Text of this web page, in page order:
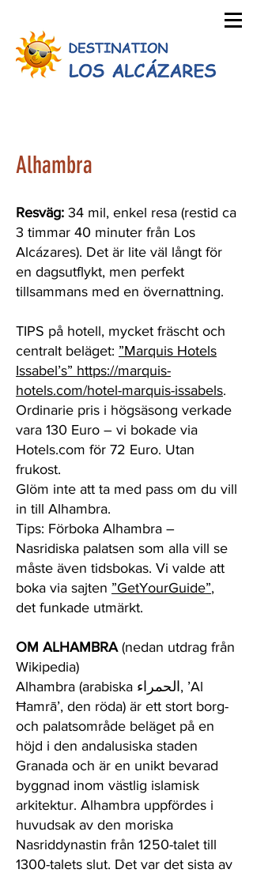
Alhambra
Resväg: 34 mil, enkel resa (restid ca
3 timmar 40 minuter från Los
Alcázares). Det är lite väl långt för
en dagsutflykt, men perfekt
tillsammans med en övernattning.
TIPS på hotell, mycket fräscht och
centralt beläget: ”Marquis Hotels
Issabel’s” https://marquis-
hotels.com/hotel-marquis-issabels.
Ordinarie pris i högsäsong verkade
vara 130 Euro – vi bokade via
Hotels.com för 72 Euro. Utan
frukost.
Glöm inte att ta med pass om du vill
in till Alhambra.
Tips: Förboka Alhambra –
Nasridiska palatsen som alla vill se
måste även tidsbokas. Vi valde att
boka via sajten ”GetYourGuide”,
det funkade utmärkt.
OM ALHAMBRA(nedan utdrag från
Wikipedia)
Alhambra (arabiska الحمراء, ’Al
Ħamrā’, den röda) är ett stort borg-
och palatsområde beläget på en
höjd i den andalusiska staden
Granada och är en unikt bevarad
byggnad inom västlig islamisk
arkitektur. Alhambra uppfördes i
huvudsak av den moriska
Nasriddynastin från 1250-talet till
1300-talets slut. Det var det sista av